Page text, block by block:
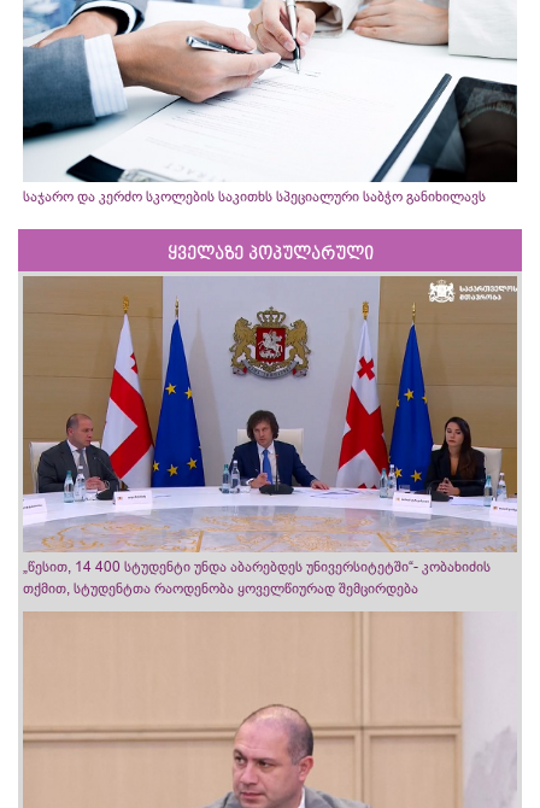
საჯარო და კერძო სკოლების საკითხს სპეციალური საბჭო განიხილავს
ყველაზე პოპულარული
„წესით, 14 400 სტუდენტი უნდა აბარებდეს უნივერსიტეტში“- კობახიძის
თქმით, სტუდენტთა რაოდენობა ყოველწიურად შემცირდება